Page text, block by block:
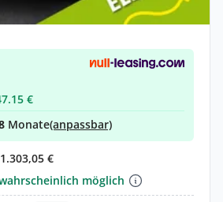
286 PS (210 kW)
€
Monate(anpassbar)
€
möglich